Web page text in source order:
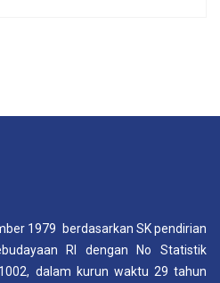
1979 berdasarkan SK pendirian
RI dengan No Statistik
dalam kurun waktu 29 tahun